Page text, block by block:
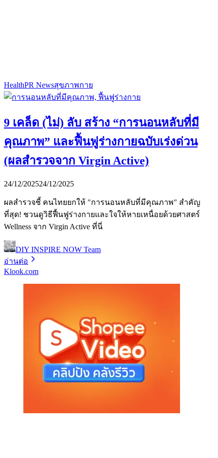
HealthPR Newsสุขภาพกาย
9 เคล็ด (ไม่) ลับ สร้าง “การนอนหลับที่มี
คุณภาพ” และฟื้นฟูร่างกายฉบับเร่งด่วน
(ผลสำรวจจาก Virgin Active)
24/12/202524/12/2025
ผลสำรวจชี้ คนไทยยกให้ "การนอนหลับที่มีคุณภาพ" สำคัญ
ที่สุด! ชวนดูวิธีฟื้นฟูร่างกายและใจให้หายเหนื่อยด้วยศาสตร์
Wellness จาก Virgin Active ที่นี่
DIY INSPIRE NOW Team
อ่านต่อ
Klook.com